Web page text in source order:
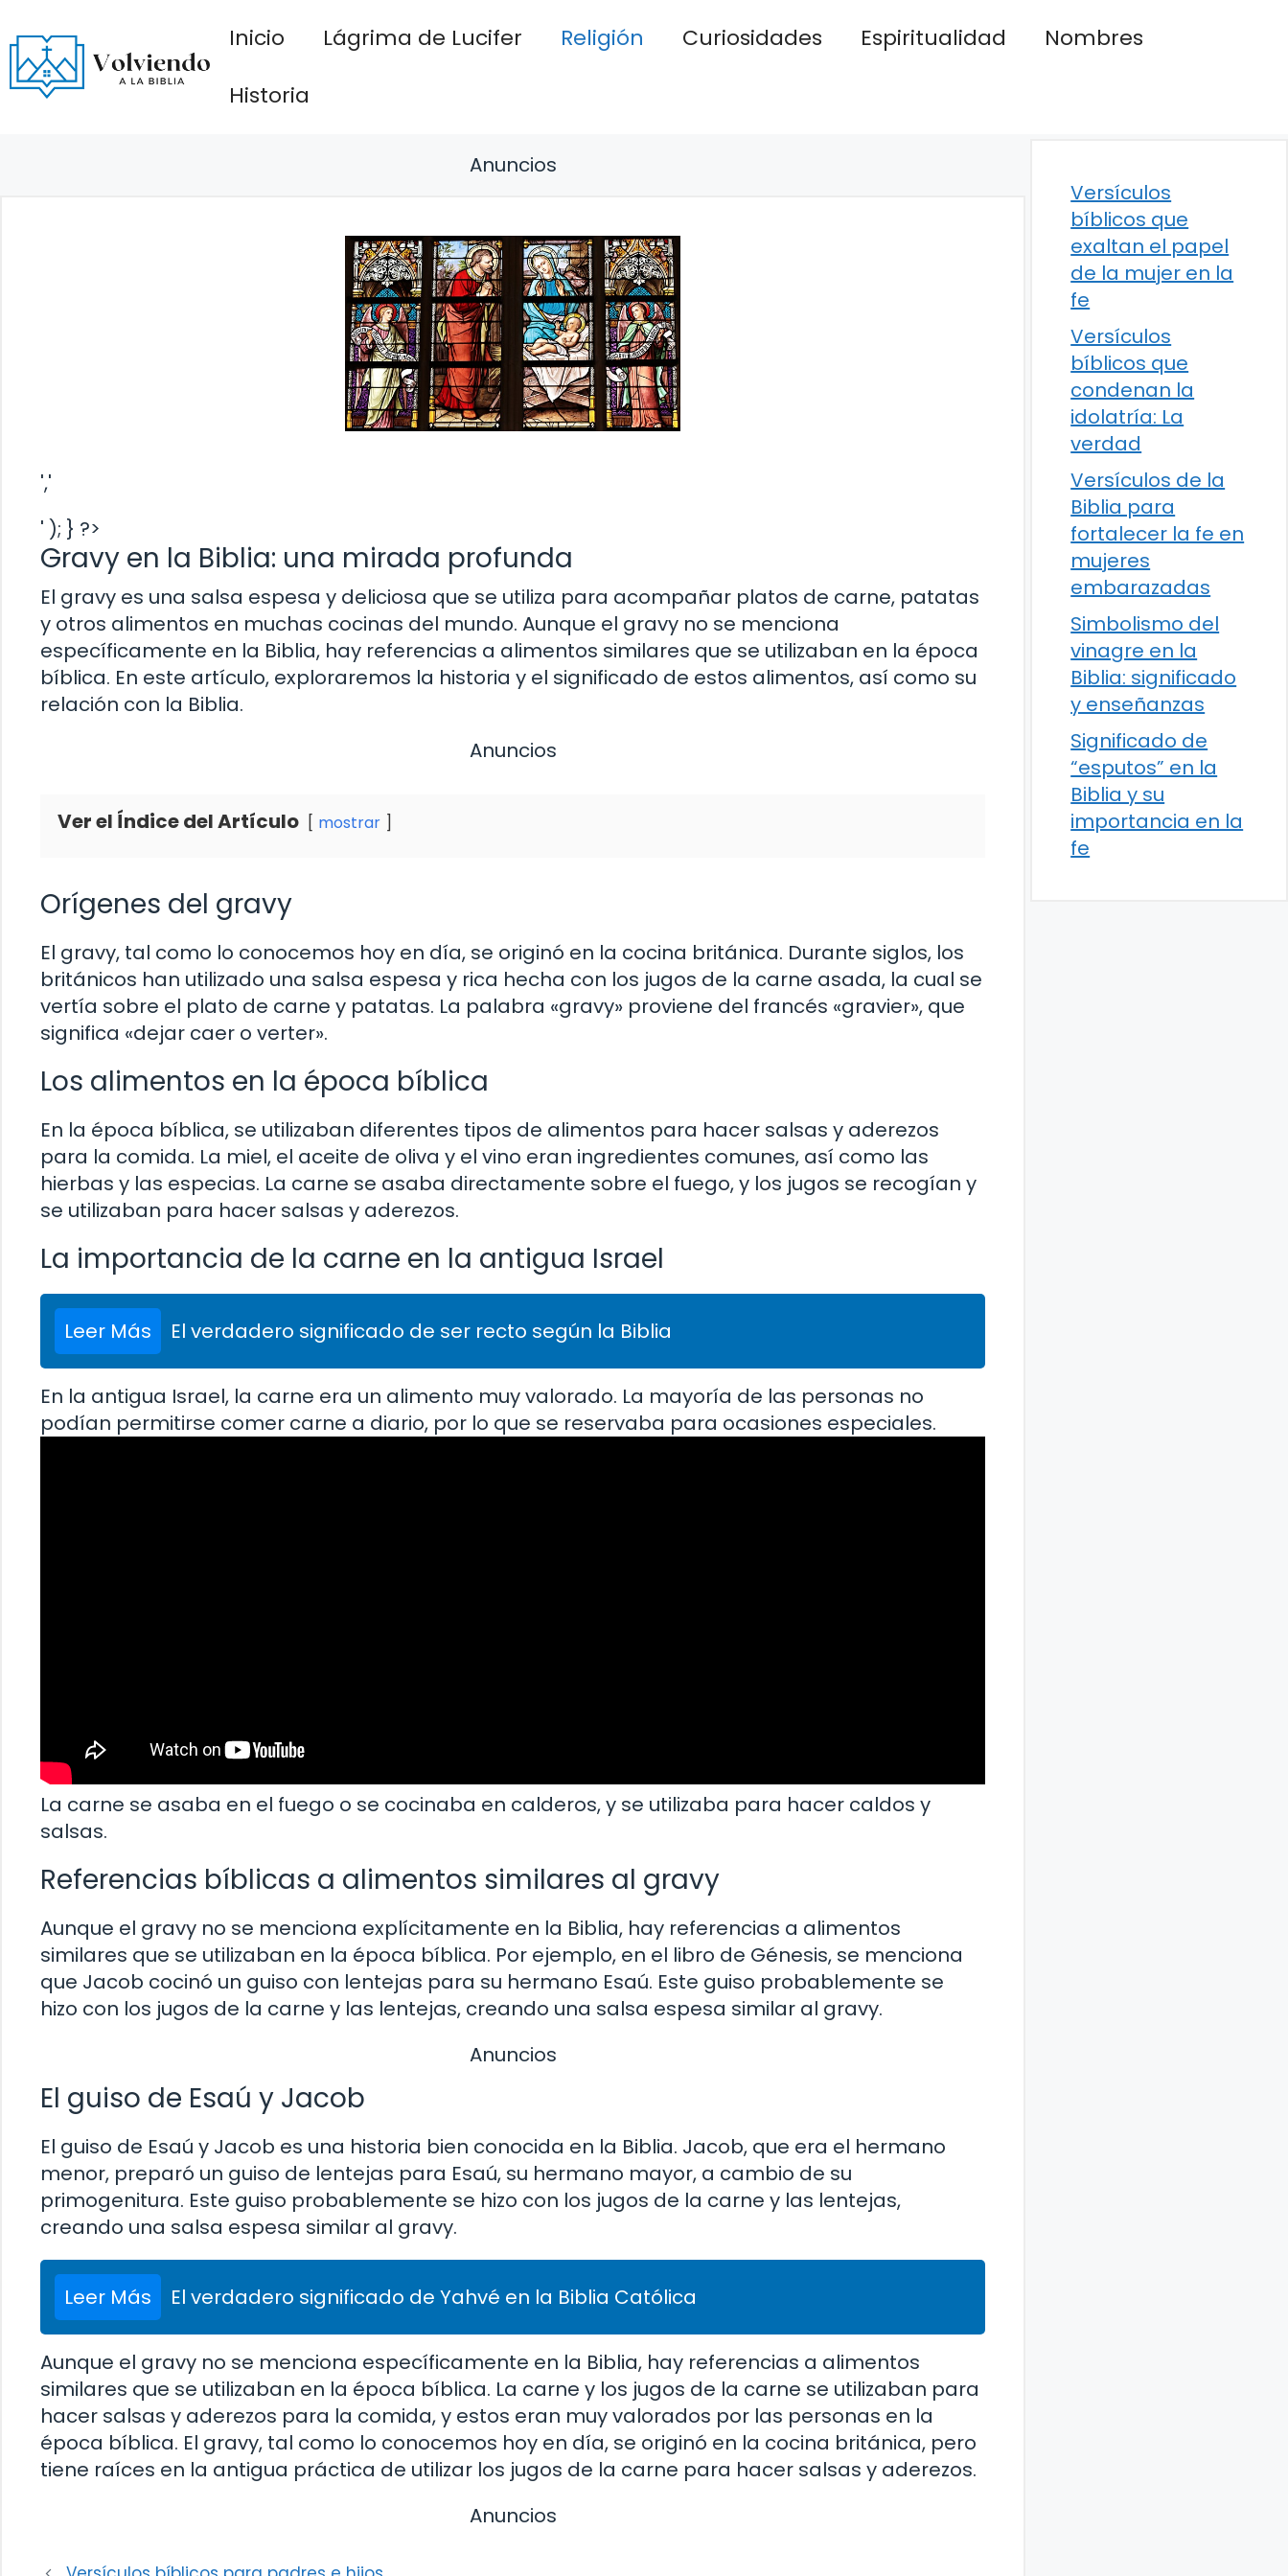
al
contenido
Inicio Lágrima de Lucifer Religión Curiosidades Espiritualidad
Nombres
Historia
Anuncios
','
' ); } ?>
Gravy en la Biblia: una mirada profunda
El gravy es una salsa espesa y deliciosa que se utiliza para acompañar platos de carne, patatas
y otros alimentos en muchas cocinas del mundo. Aunque el gravy no se menciona
específicamente en la Biblia, hay referencias a alimentos similares que se utilizaban en la época
bíblica. En este artículo, exploraremos la historia y el significado de estos alimentos, así como su
relación con la Biblia.
Anuncios
Ver el Índice del Artículo mostrar
Orígenes del gravy
El gravy, tal como lo conocemos hoy en día, se originó en la cocina británica. Durante siglos, los
británicos han utilizado una salsa espesa y rica hecha con los jugos de la carne asada, la cual se
vertía sobre el plato de carne y patatas. La palabra «gravy» proviene del francés «gravier», que
significa «dejar caer o verter».
Los alimentos en la época bíblica
En la época bíblica, se utilizaban diferentes tipos de alimentos para hacer salsas y aderezos
para la comida. La miel, el aceite de oliva y el vino eran ingredientes comunes, así como las
hierbas y las especias. La carne se asaba directamente sobre el fuego, y los jugos se recogían y
se utilizaban para hacer salsas y aderezos.
La importancia de la carne en la antigua Israel
Leer Más El verdadero significado de ser recto según la Biblia
En la antigua Israel, la carne era un alimento muy valorado. La mayoría de las personas no
podían permitirse comer carne a diario, por lo que se reservaba para ocasiones especiales.
La carne se asaba en el fuego o se cocinaba en calderos, y se utilizaba para hacer caldos y
salsas.
Referencias bíblicas a alimentos similares al gravy
Aunque el gravy no se menciona explícitamente en la Biblia, hay referencias a alimentos
similares que se utilizaban en la época bíblica. Por ejemplo, en el libro de Génesis, se menciona
que Jacob cocinó un guiso con lentejas para su hermano Esaú. Este guiso probablemente se
hizo con los jugos de la carne y las lentejas, creando una salsa espesa similar al gravy.
Anuncios
El guiso de Esaú y Jacob
El guiso de Esaú y Jacob es una historia bien conocida en la Biblia. Jacob, que era el hermano
menor, preparó un guiso de lentejas para Esaú, su hermano mayor, a cambio de su
primogenitura. Este guiso probablemente se hizo con los jugos de la carne y las lentejas,
creando una salsa espesa similar al gravy.
Leer Más El verdadero significado de Yahvé en la Biblia Católica
Aunque el gravy no se menciona específicamente en la Biblia, hay referencias a alimentos
similares que se utilizaban en la época bíblica. La carne y los jugos de la carne se utilizaban para
hacer salsas y aderezos para la comida, y estos eran muy valorados por las personas en la
época bíblica. El gravy, tal como lo conocemos hoy en día, se originó en la cocina británica, pero
tiene raíces en la antigua práctica de utilizar los jugos de la carne para hacer salsas y aderezos.
Anuncios
Versículos
bíblicos que
exaltan el papel
de la mujer en la
fe
Versículos
bíblicos que
condenan la
idolatría: La
verdad
Versículos de la
Biblia para
fortalecer la fe en
mujeres
embarazadas
Simbolismo del
vinagre en la
Biblia: significado
y enseñanzas
Significado de
“esputos” en la
Biblia y su
importancia en la
fe